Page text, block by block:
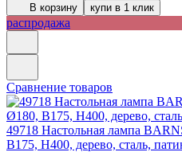
В корзину купи в 1 клик
распродажа
Сравнение товаров
49718 Настольная лампа
B175, H400, дерево, сталь,